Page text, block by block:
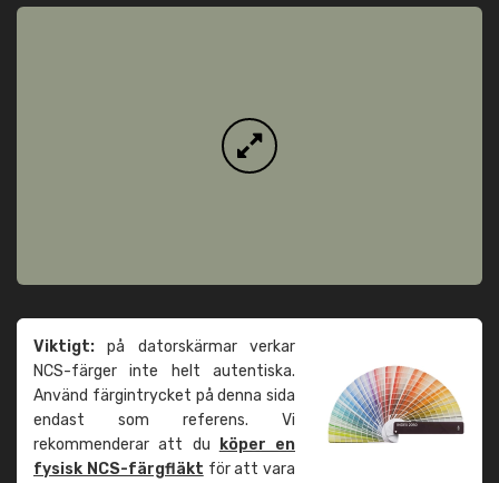
Viktigt: på datorskärmar verkar
NCS-färger inte helt autentiska.
Använd färgintrycket på denna sida
endast som referens. Vi
rekommenderar att du
köper en
fysisk NCS-färgfläkt för att vara